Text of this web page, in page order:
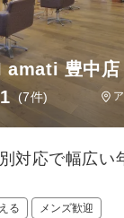
amati 豊中店
(7件)
対応で幅広い
る メンズ歓迎